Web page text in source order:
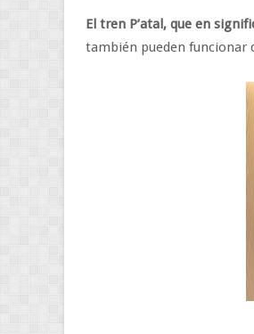
El tren P’atal, que en
también pueden funcionar